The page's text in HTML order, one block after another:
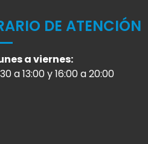
DE ATENCIÓN
a viernes:
a 13:00 y 16:00 a 20:00